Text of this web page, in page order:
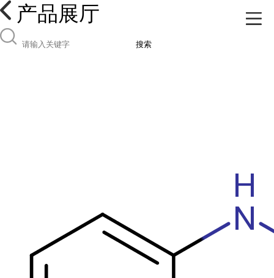
产品展厅
搜索